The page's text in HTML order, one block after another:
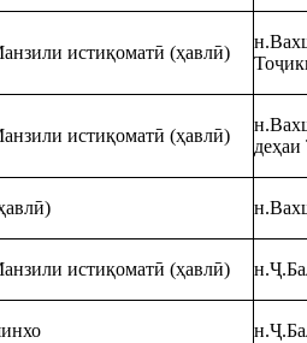
истиқоматӣ (ҳавлӣ)
истиқоматӣ (ҳавлӣ)
истиқоматӣ (ҳавлӣ)